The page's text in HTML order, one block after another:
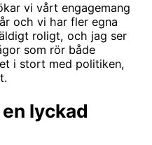
vi vårt engagemang
och vi har fler egna
roligt, och jag ser
som rör både
i stort med politiken,
lyckad